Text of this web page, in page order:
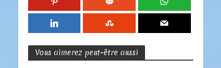
Vous aimerez peut-être aussi